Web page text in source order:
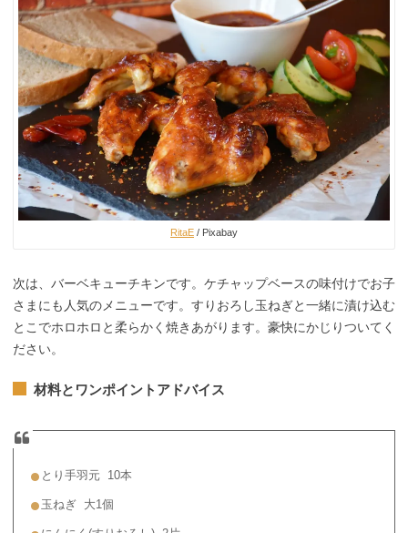
RitaE / Pixabay
次は、バーベキューチキンです。ケチャップベースの味付けでお子
さまにも人気のメニューです。すりおろし玉ねぎと一緒に漬け込む
とこでホロホロと柔らかく焼きあがります。豪快にかじりついてく
ださい。
材料とワンポイントアドバイス
とり手羽元 10本
玉ねぎ 大1個